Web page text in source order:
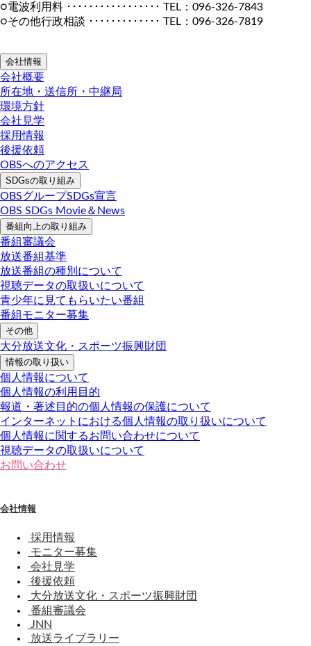
○電波利用料 ･････････････････ TEL：096-326-7843
○その他行政相談 ･････････････ TEL：096-326-7819
会社情報
会社概要
所在地・送信所・中継局
環境方針
会社見学
採用情報
後援依頼
OBSへのアクセス
SDGsの取り組み
OBSグループSDGs宣言
OBS SDGs Movie＆News
番組向上の取り組み
番組審議会
放送番組基準
放送番組の種別について
視聴データの取扱いについて
青少年に見てもらいたい番組
番組モニター募集
その他
大分放送文化・スポーツ振興財団
情報の取り扱い
個人情報について
個人情報の利用目的
報道・著述目的の個人情報の保護について
インターネットにおける個人情報の取り扱いについて
個人情報に関するお問い合わせについて
視聴データの取扱いについて
お問い合わせ
会社情報
採用情報
モニター募集
会社見学
後援依頼
大分放送文化・スポーツ振興財団
番組審議会
JNN
放送ライブラリー